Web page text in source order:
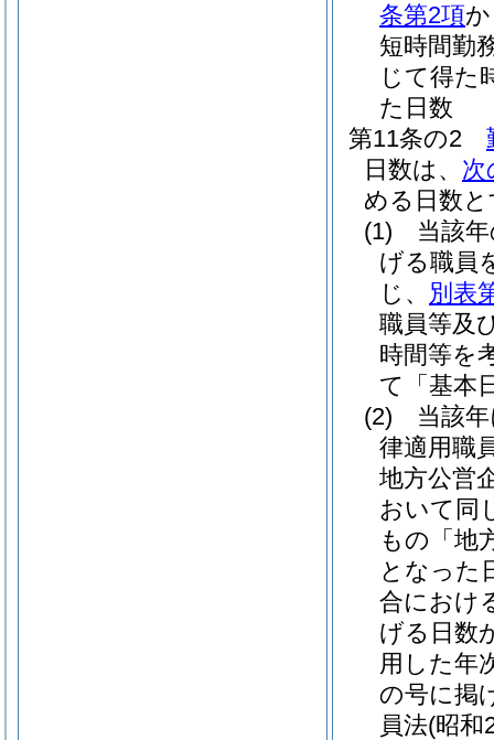
条第2項
短時間勤
じて得た
た日数
第11条の2
日数は、 次
める日数
(1)
当該
げる職員
じ、 別表
職員等及
時間等を
て「基本
(2)
当該
律適用職
地方公営
おいて同
もの「地
となった
合におけ
げる日数
用した年
の号に掲
員法(昭和